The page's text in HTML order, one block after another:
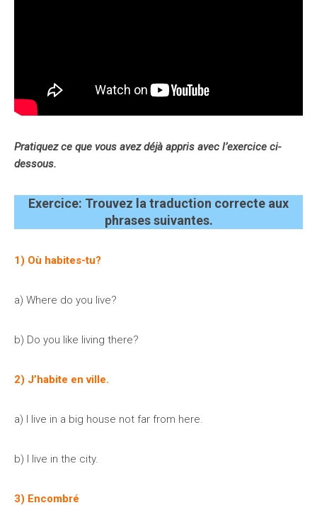
Pratiquez ce que vous avez déjà appris avec l’exercice ci-
dessous.
Exercice: Trouvez la traduction correcte aux
phrases suivantes.
1) Où habites-tu?
a) Where do you live?
b) Do you like living there?
2) J’habite en ville.
a) I live in a big house not far from here.
b) I live in the city.
3) Encombré